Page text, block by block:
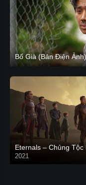
Bố Già (Bản Điện Ảnh)
Eternals – Chủng
2021
Trailer